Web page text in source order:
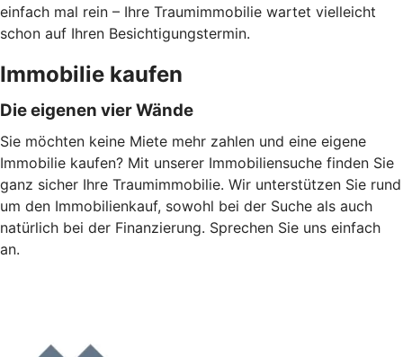
einfach mal rein – Ihre Traumimmobilie wartet vielleicht
schon auf Ihren Besichtigungstermin.
Immobilie kaufen
Die eigenen vier Wände
Sie möchten keine Miete mehr zahlen und eine eigene
Immobilie kaufen? Mit unserer Immobiliensuche finden Sie
ganz sicher Ihre Traumimmobilie. Wir unterstützen Sie rund
um den Immobilienkauf, sowohl bei der Suche als auch
natürlich bei der Finanzierung. Sprechen Sie uns einfach
an.